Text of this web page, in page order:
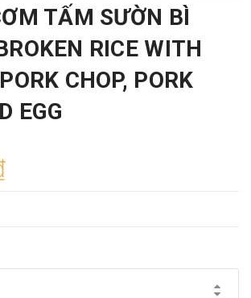
TẤM SƯỜN BÌ
RICE WITH
CHOP, PORK
EGG